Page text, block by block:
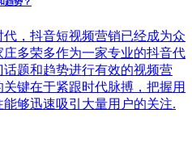
，抖音短视频营销已经成为众
多荣多作为一家专业的抖音代
题和趋势进行有效的视频营
键在于紧跟时代脉搏，把握用
够迅速吸引大量用户的关注.